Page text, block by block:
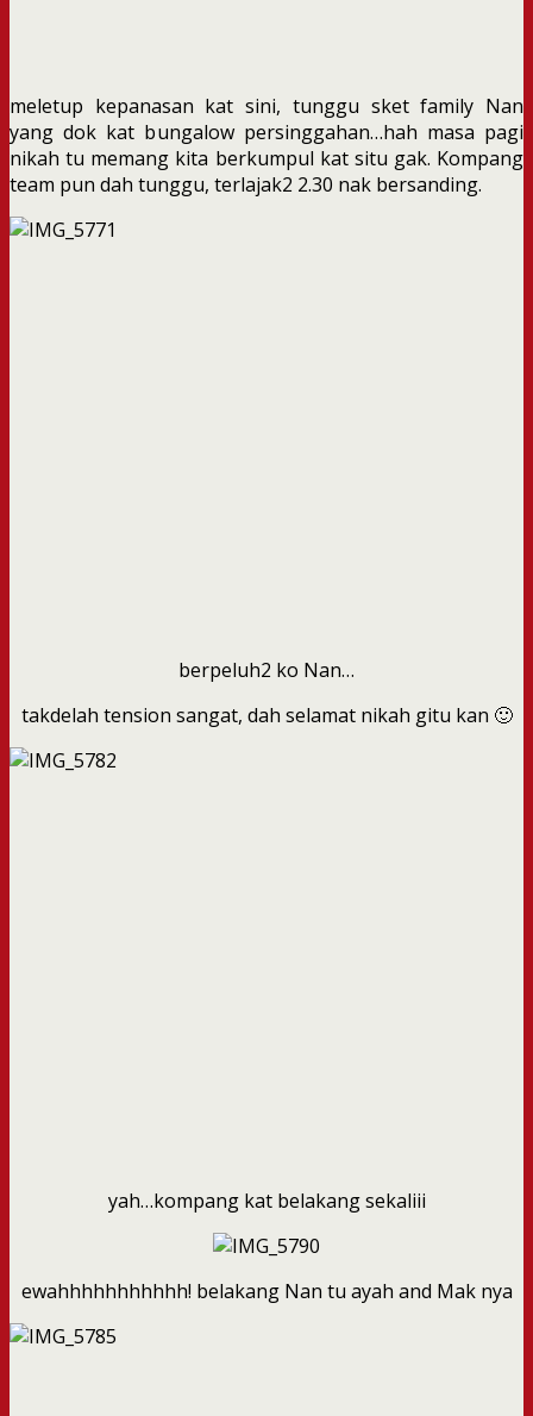
meletup kepanasan kat sini, tunggu sket family Nan
yang dok kat bungalow persinggahan…hah masa pagi
nikah tu memang kita berkumpul kat situ gak. Kompang
team pun dah tunggu, terlajak2 2.30 nak bersanding.
berpeluh2 ko Nan…
takdelah tension sangat, dah selamat nikah gitu kan 🙂
yah…kompang kat belakang sekaliii
ewahhhhhhhhhhh! belakang Nan tu ayah and Mak nya